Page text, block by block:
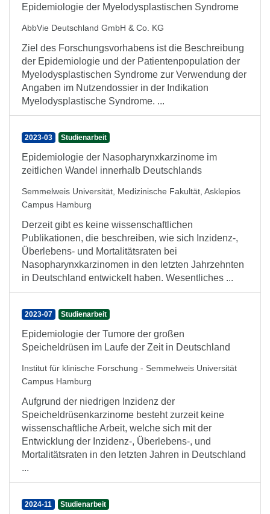
Epidemiologie der Myelodysplastischen Syndrome
AbbVie Deutschland GmbH & Co. KG
Ziel des Forschungsvorhabens ist die Beschreibung
der Epidemiologie und der Patientenpopulation der
Myelodysplastischen Syndrome zur Verwendung der
Angaben im Nutzendossier in der Indikation
Myelodysplastische Syndrome. ...
2023-03 Studienarbeit
Epidemiologie der Nasopharynxkarzinome im
zeitlichen Wandel innerhalb Deutschlands
Semmelweis Universität, Medizinische Fakultät, Asklepios
Campus Hamburg
Derzeit gibt es keine wissenschaftlichen
Publikationen, die beschreiben, wie sich Inzidenz-,
Überlebens- und Mortalitätsraten bei
Nasopharynxkarzinomen in den letzten Jahrzehnten
in Deutschland entwickelt haben. Wesentliches ...
2023-07 Studienarbeit
Epidemiologie der Tumore der großen
Speicheldrüsen im Laufe der Zeit in Deutschland
Institut für klinische Forschung - Semmelweis Universität
Campus Hamburg
Aufgrund der niedrigen Inzidenz der
Speicheldrüsenkarzinome besteht zurzeit keine
wissenschaftliche Arbeit, welche sich mit der
Entwicklung der Inzidenz-, Überlebens-, und
Mortalitätsraten in den letzten Jahren in Deutschland
...
2024-11 Studienarbeit